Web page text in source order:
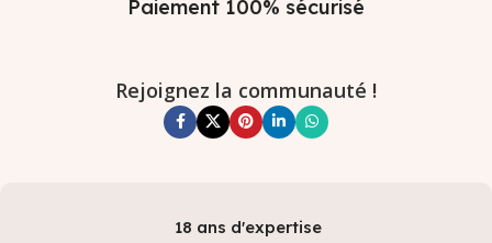
Paiement 100% sécurisé
Rejoignez la communauté !
18 ans d'expertise